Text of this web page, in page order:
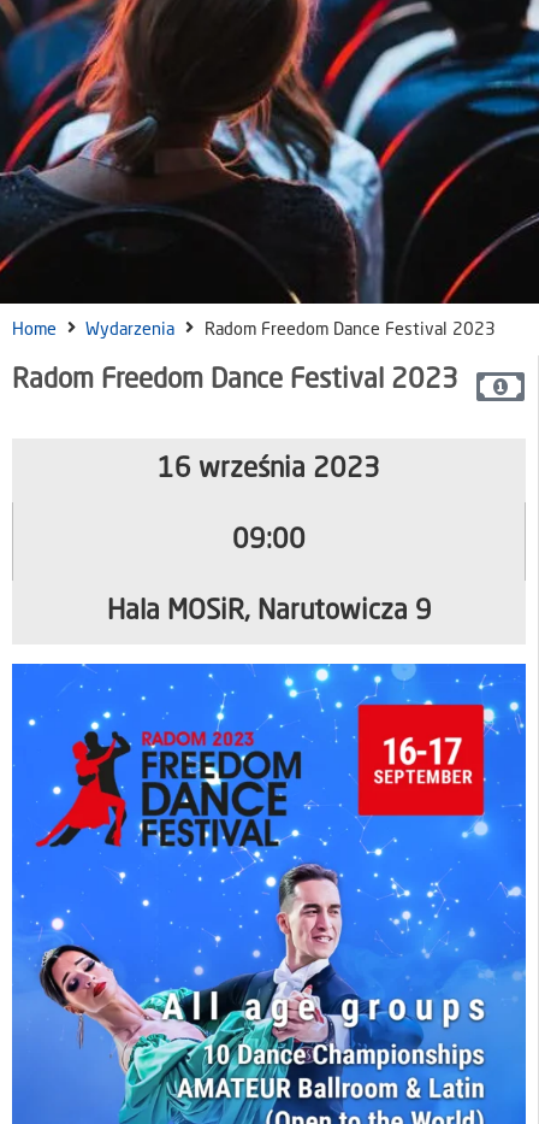
Home Wydarzenia Radom Freedom Dance Festival 2023
Radom Freedom Dance Festival 2023
16 września 2023
09:00
Hala MOSiR, Narutowicza 9